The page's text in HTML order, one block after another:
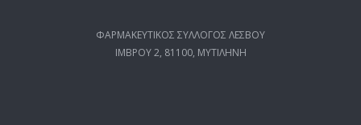
ΦΑΡΜΑΚΕΥΤΙΚΟΣ ΣΥΛΛΟΓΟΣ ΛΕΣΒΟΥ
ΙΜΒΡΟΥ 2, 81100, ΜΥΤΙΛΗΝΗ